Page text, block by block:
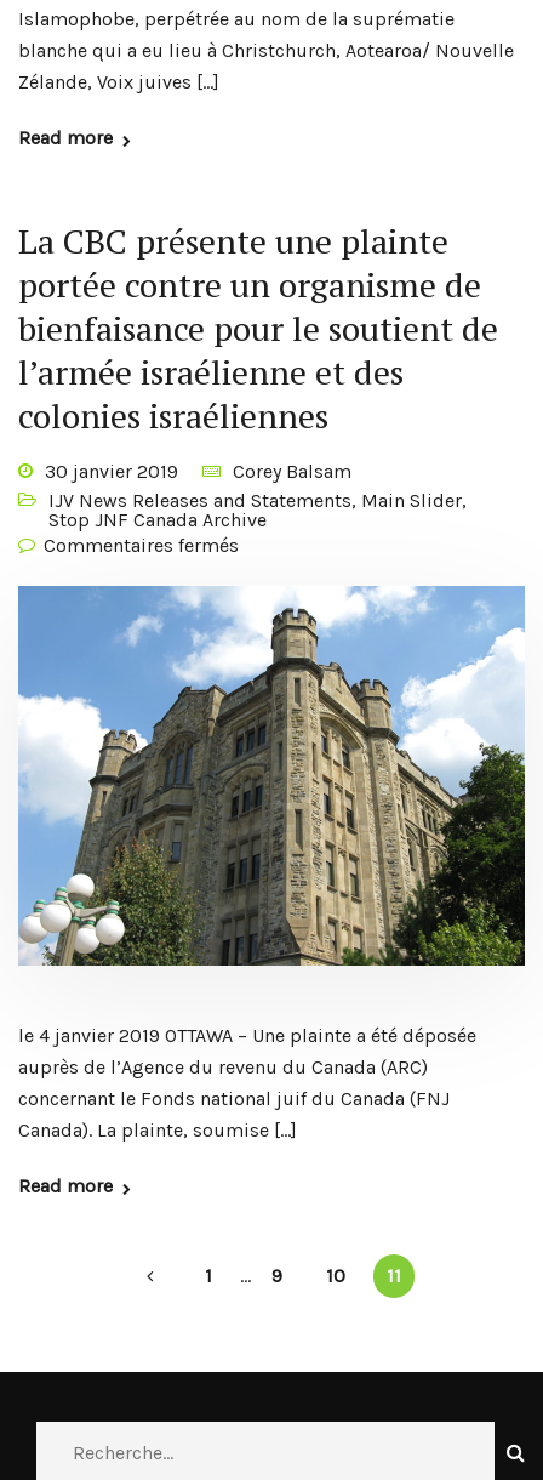
Islamophobe, perpétrée au nom de la suprématie
blanche qui a eu lieu à Christchurch, Aotearoa/ Nouvelle
Zélande, Voix juives […]
Read more
La CBC présente une plainte
portée contre un organisme de
bienfaisance pour le soutient de
l’armée israélienne et des
colonies israéliennes
30 janvier 2019
Corey Balsam
IJV News Releases and Statements, Main Slider,
Stop JNF Canada Archive
Commentaires fermés
le 4 janvier 2019 OTTAWA – Une plainte a été déposée
auprès de l’Agence du revenu du Canada (ARC)
concernant le Fonds national juif du Canada (FNJ
Canada). La plainte, soumise […]
Read more
1 ... 9 10 11